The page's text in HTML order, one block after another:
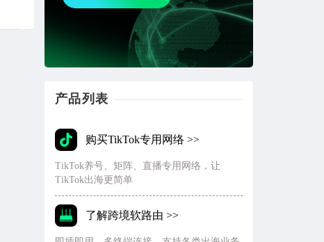
产品列表
购买TikTok专用网络 >>
TikTok养号、矩阵、直播专用网络，让
TikTok出海更简单
了解跨境软路由 >>